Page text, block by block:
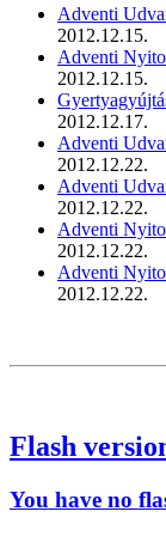
Adventi
2012.12.15.
Adventi
2012.12.15.
2012.12.17.
Adventi
2012.12.22.
Adventi
2012.12.22.
Adventi
2012.12.22.
Adventi
2012.12.22.
Flash
You have no